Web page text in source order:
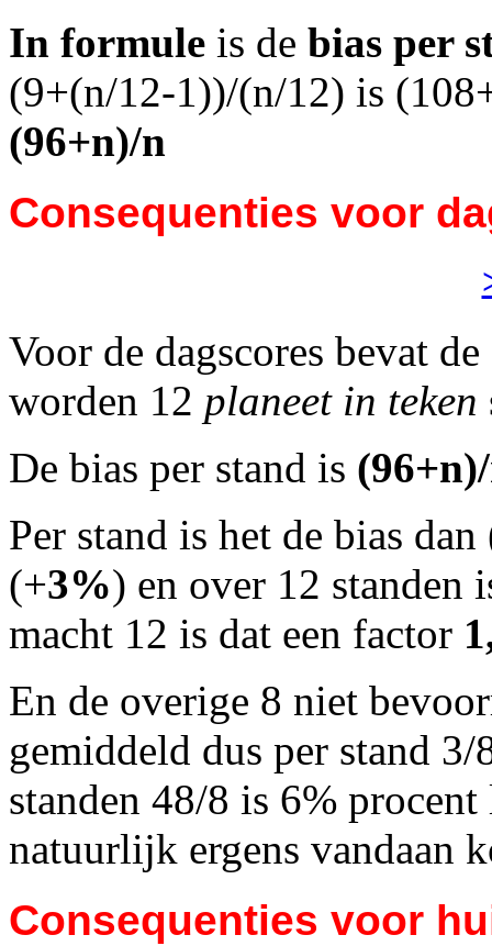
In formule is de bias per
(9+(n/12-1))/(n/12) is
(96+n)/n
Consequenties voor
Voor de dagscores bevat
worden 12 planeet in teken
De bias per stand is
Per stand is het de bias
(+3%) en over 12 standen
macht 12 is dat een factor
En de overige 8 niet
gemiddeld dus per stand
standen 48/8 is 6%
natuurlijk ergens vandaan
Consequenties voor